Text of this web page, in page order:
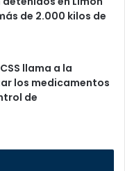
de 2.000 kilos de
llama a la
los medicamentos
de